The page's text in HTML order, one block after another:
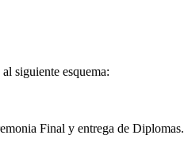
siguiente esquema:
Final y entrega de Diplomas.